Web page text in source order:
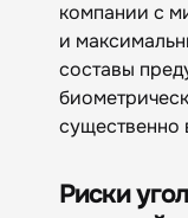
компании с
и
составы
существенно
Риски